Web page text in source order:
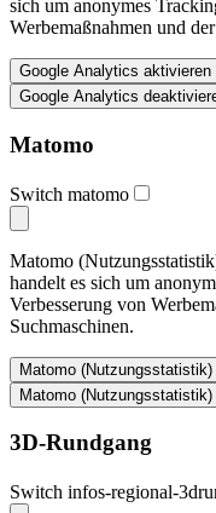
sich um anonymes
Werbemaßnahmen und
Matomo
Switch matomo
Matomo
handelt es sich um
Verbesserung von
Suchmaschinen.
3D-Rundgang
Switch infos-regional-